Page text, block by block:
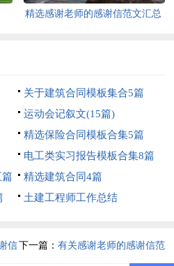
精选感谢老师的感谢信范文汇总
关于建筑合同模板集合5篇
运动会记叙文(15篇)
精选保险合同模板合集5篇
电工类实习报告模板合集8篇
精选建筑合同4篇
土建工程师工作总结
信下一篇： 有关感谢老师的感谢信范